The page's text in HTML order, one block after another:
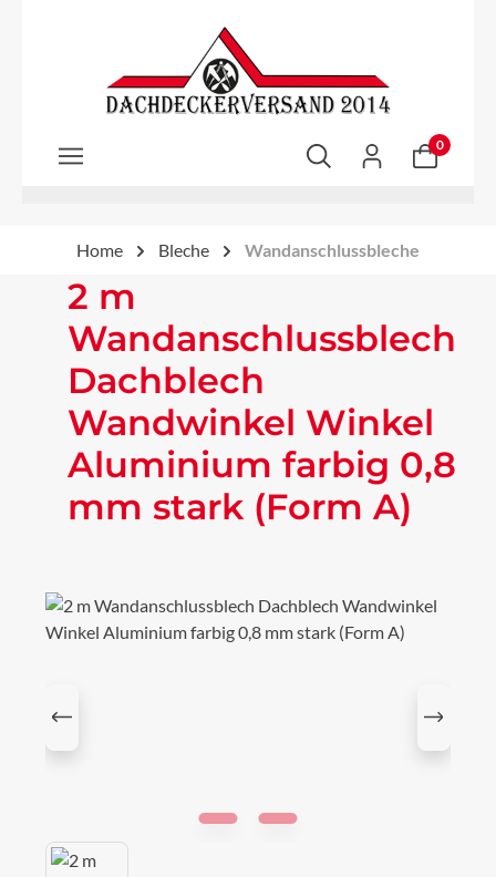
Zum Hauptinhalt springen
0
Home Bleche Wandanschlussbleche
2 m
Wandanschlussblech
Dachblech
Wandwinkel Winkel
Aluminium farbig 0,8
mm stark (Form A)
Bildergalerie überspringen